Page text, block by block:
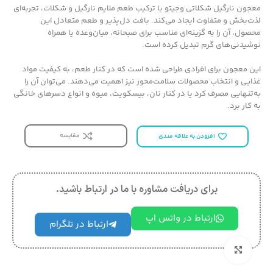
معجون نارگیل شکلاتی وجیتو با ترکیب طعم ملایم نارگیل و شکلات، تجربه‌ای
لذت‌بخش و متفاوت ایجاد می‌کند. بافت دل‌پذیر و طعم متعادل این
محصول، آن را به گزینه‌ای مناسب برای صبحانه، میان‌وعده یا همراه
نوشیدنی‌های گرم تبدیل کرده است.
این معجون برای افرادی طراحی شده است که در کنار طعم، به کیفیت مواد
غذایی و انتخاب محصولات سلامت‌محور نیز اهمیت می‌دهند. می‌توان آن را
به‌تنهایی مصرف کرد یا در کنار نان، بیسکویت، میوه و انواع دسرهای خانگی
به کار برد.
افزودن به علاقه مندی مقایسه
برای دریافت مشاوره با ما در ارتباط باشید.
ارتباط در واتس اپ ارتباط در تلگرام
بزرگنمایی تصویر